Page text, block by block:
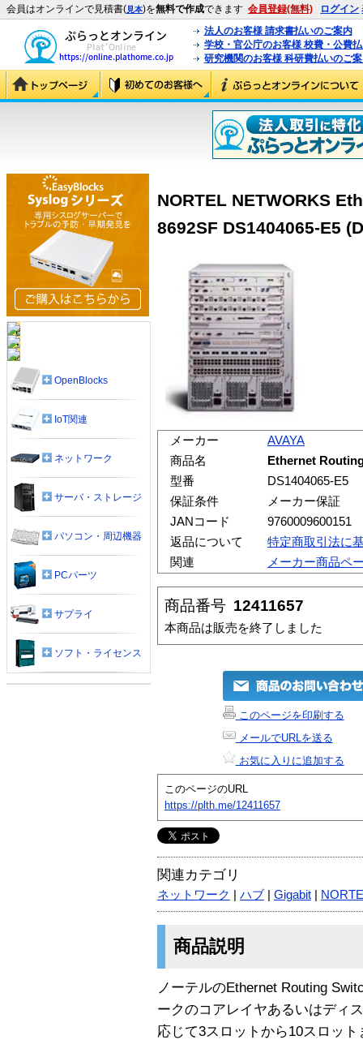
会員はオンラインで見積書(見本)を無料で作成できます 会員登録(無料) ログイン
法人のお客様 請求書払いのご案内
学校・官公庁のお客様 校費・公費
研究機関のお客様 科研費払いのご
NORTEL NETWORKS
8692SF DS1404065-E5
メーカー
AVAYA
商品名
Ethernet
型番
DS1404065-E5
保証条件
メーカー保証
JANコード
9760009600151
返品について
特定商取引法に
関連
メーカー商品ペ
商品番号 12411657
本商品は販売を終了しました
このページを印刷する
メールでURLを送る
お気に入りに追加する
このページのURL
https://plth.me/12411657
関連カテゴリ
ネットワーク ハブ Gigabit
商品説明
ノーテルのEthernet Routing
ークのコアレイヤあるいはディ
応じて3スロットから10スロッ
OpenBlocks
IoT関連
ネットワーク
サーバ・ストレージ
パソコン・周辺機器
PCパーツ
サプライ
ソフト・ライセンス